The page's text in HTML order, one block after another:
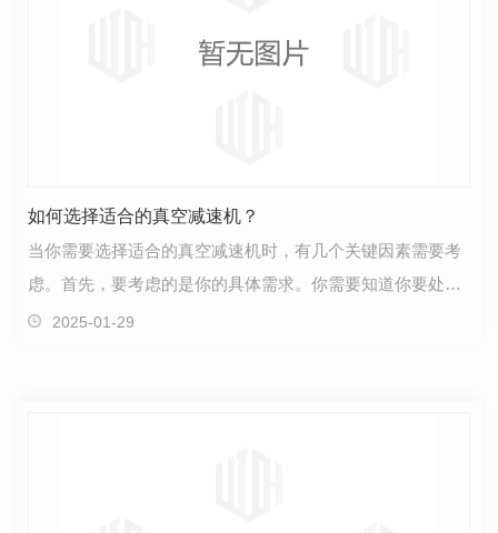
如何选择适合的真空减速机？
当你需要选择适合的真空减速机时，有几个关键因素需要考
虑。首先，要考虑的是你的具体需求。你需要知道你要处理
的材料类型和每小时所需的处理量。其次，考虑工作环…
2025-01-29